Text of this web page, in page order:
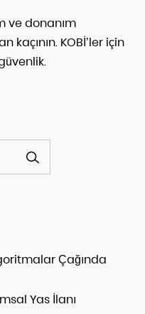
ve donanım
KOBİ’ler için
Çağında
Yas İlanı